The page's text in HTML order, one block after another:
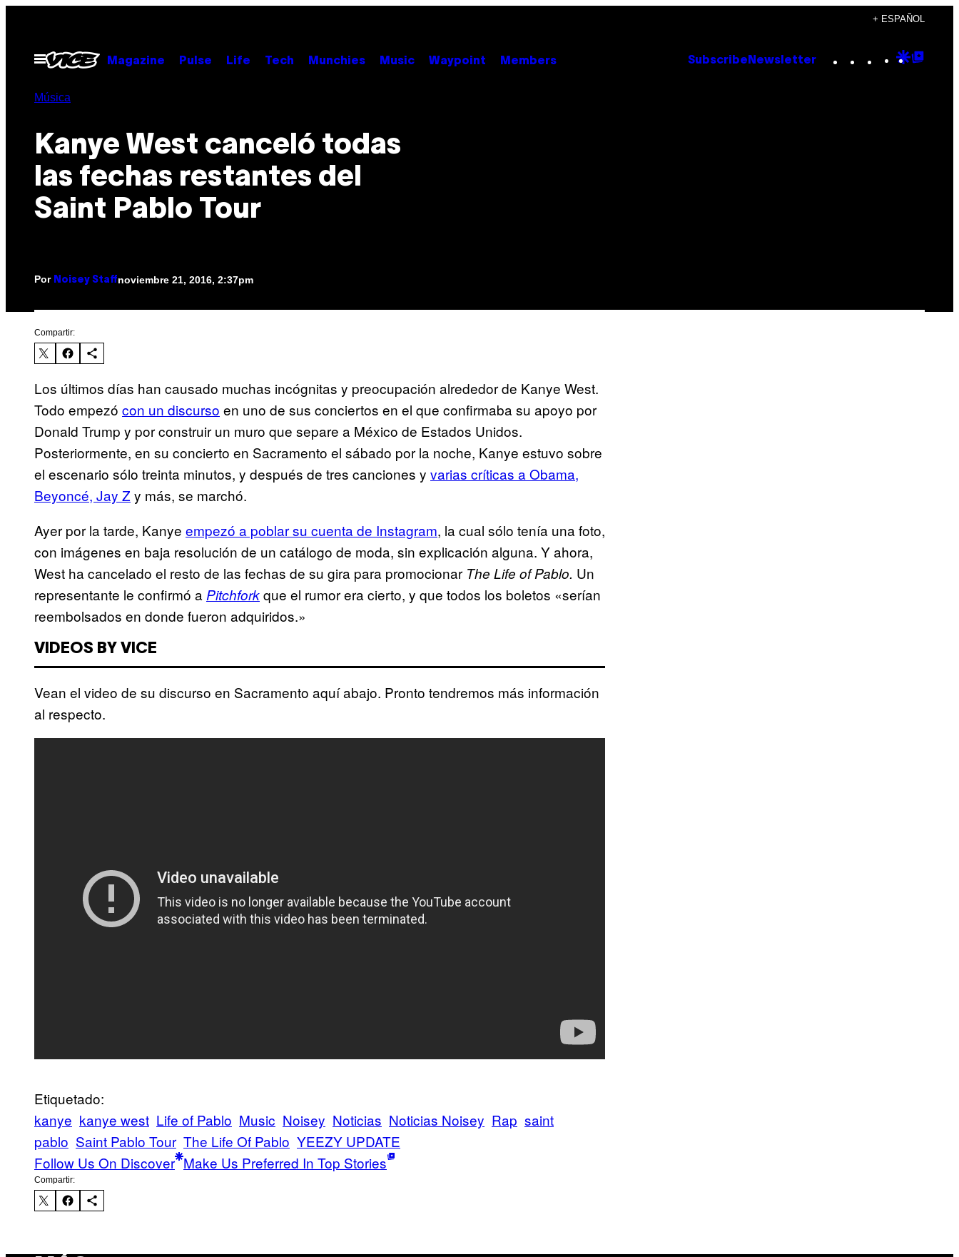
contenido
+ ESPAÑOL
Abrir
Menú
Magazine Pulse Life Tech Munchies Music Waypoint Members Subscribe Newsletter Instagram
TikTok
YouTube
Google
Música
Kanye West canceló todas
las fechas restantes del
Saint Pablo Tour
Por Noisey Staffnoviembre 21, 2016, 2:37pm
Compartir:
Los últimos días han causado muchas incógnitas y preocupación alrededor de Kanye West.
Todo empezó con un discurso en uno de sus conciertos en el que confirmaba su apoyo por
Donald Trump y por construir un muro que separe a México de Estados Unidos.
Posteriormente, en su concierto en Sacramento el sábado por la noche, Kanye estuvo sobre
el escenario sólo treinta minutos, y después de tres canciones y varias críticas a Obama,
Beyoncé, Jay Z y más, se marchó.
Ayer por la tarde, Kanye empezó a poblar su cuenta de Instagram, la cual sólo tenía una foto,
con imágenes en baja resolución de un catálogo de moda, sin explicación alguna. Y ahora,
West ha cancelado el resto de las fechas de su gira para promocionar The Life of Pablo. Un
representante le confirmó a Pitchforkque el rumor era cierto, y que todos los boletos «serían
reembolsados en donde fueron adquiridos.»
VIDEOS BY VICE
Vean el video de su discurso en Sacramento aquí abajo. Pronto tendremos más información
al respecto.
Etiquetado:
kanye kanye west Life of Pablo Music Noisey Noticias Noticias Noisey Rap saint
pablo Saint Pablo Tour The Life Of Pablo YEEZY UPDATE
Follow Us On Discover Make Us Preferred In Top Stories
Compartir: